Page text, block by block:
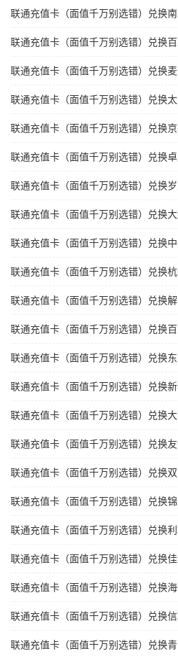
联通充值卡（面值千万别选错）兑换
联通充值卡（面值千万别选错）兑换
联通充值卡（面值千万别选错）兑换
联通充值卡（面值千万别选错）兑换
联通充值卡（面值千万别选错）兑换
联通充值卡（面值千万别选错）兑换
联通充值卡（面值千万别选错）兑换
联通充值卡（面值千万别选错）兑换
联通充值卡（面值千万别选错）兑换
联通充值卡（面值千万别选错）兑换
联通充值卡（面值千万别选错）兑换
联通充值卡（面值千万别选错）兑换
联通充值卡（面值千万别选错）兑换
联通充值卡（面值千万别选错）兑换
联通充值卡（面值千万别选错）兑换
联通充值卡（面值千万别选错）兑换
联通充值卡（面值千万别选错）兑换
联通充值卡（面值千万别选错）兑换
联通充值卡（面值千万别选错）兑换
联通充值卡（面值千万别选错）兑换
联通充值卡（面值千万别选错）兑换
联通充值卡（面值千万别选错）兑换
联通充值卡（面值千万别选错）兑换